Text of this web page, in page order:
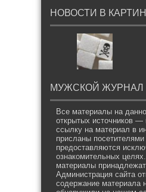
НОВОСТИ В
МУЖСКОЙ ЖУРНАЛ
Все материалы на
открытых источников
ссылку на материал в
присланы посетителями
предоставляются
ознакомительных
материалы
Администрация сайта
содержание материала